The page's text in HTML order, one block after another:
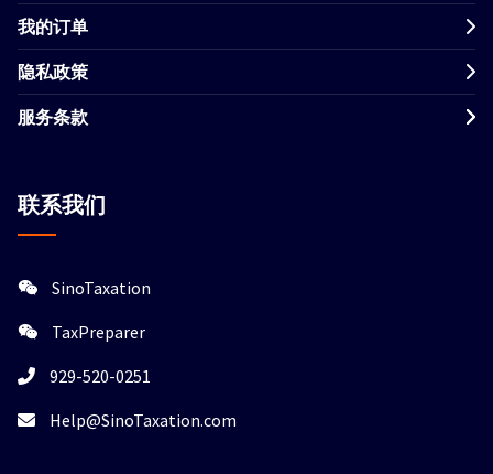
我的订单
隐私政策
服务条款
联系我们
SinoTaxation
TaxPreparer
929-520-0251
Help@SinoTaxation.com